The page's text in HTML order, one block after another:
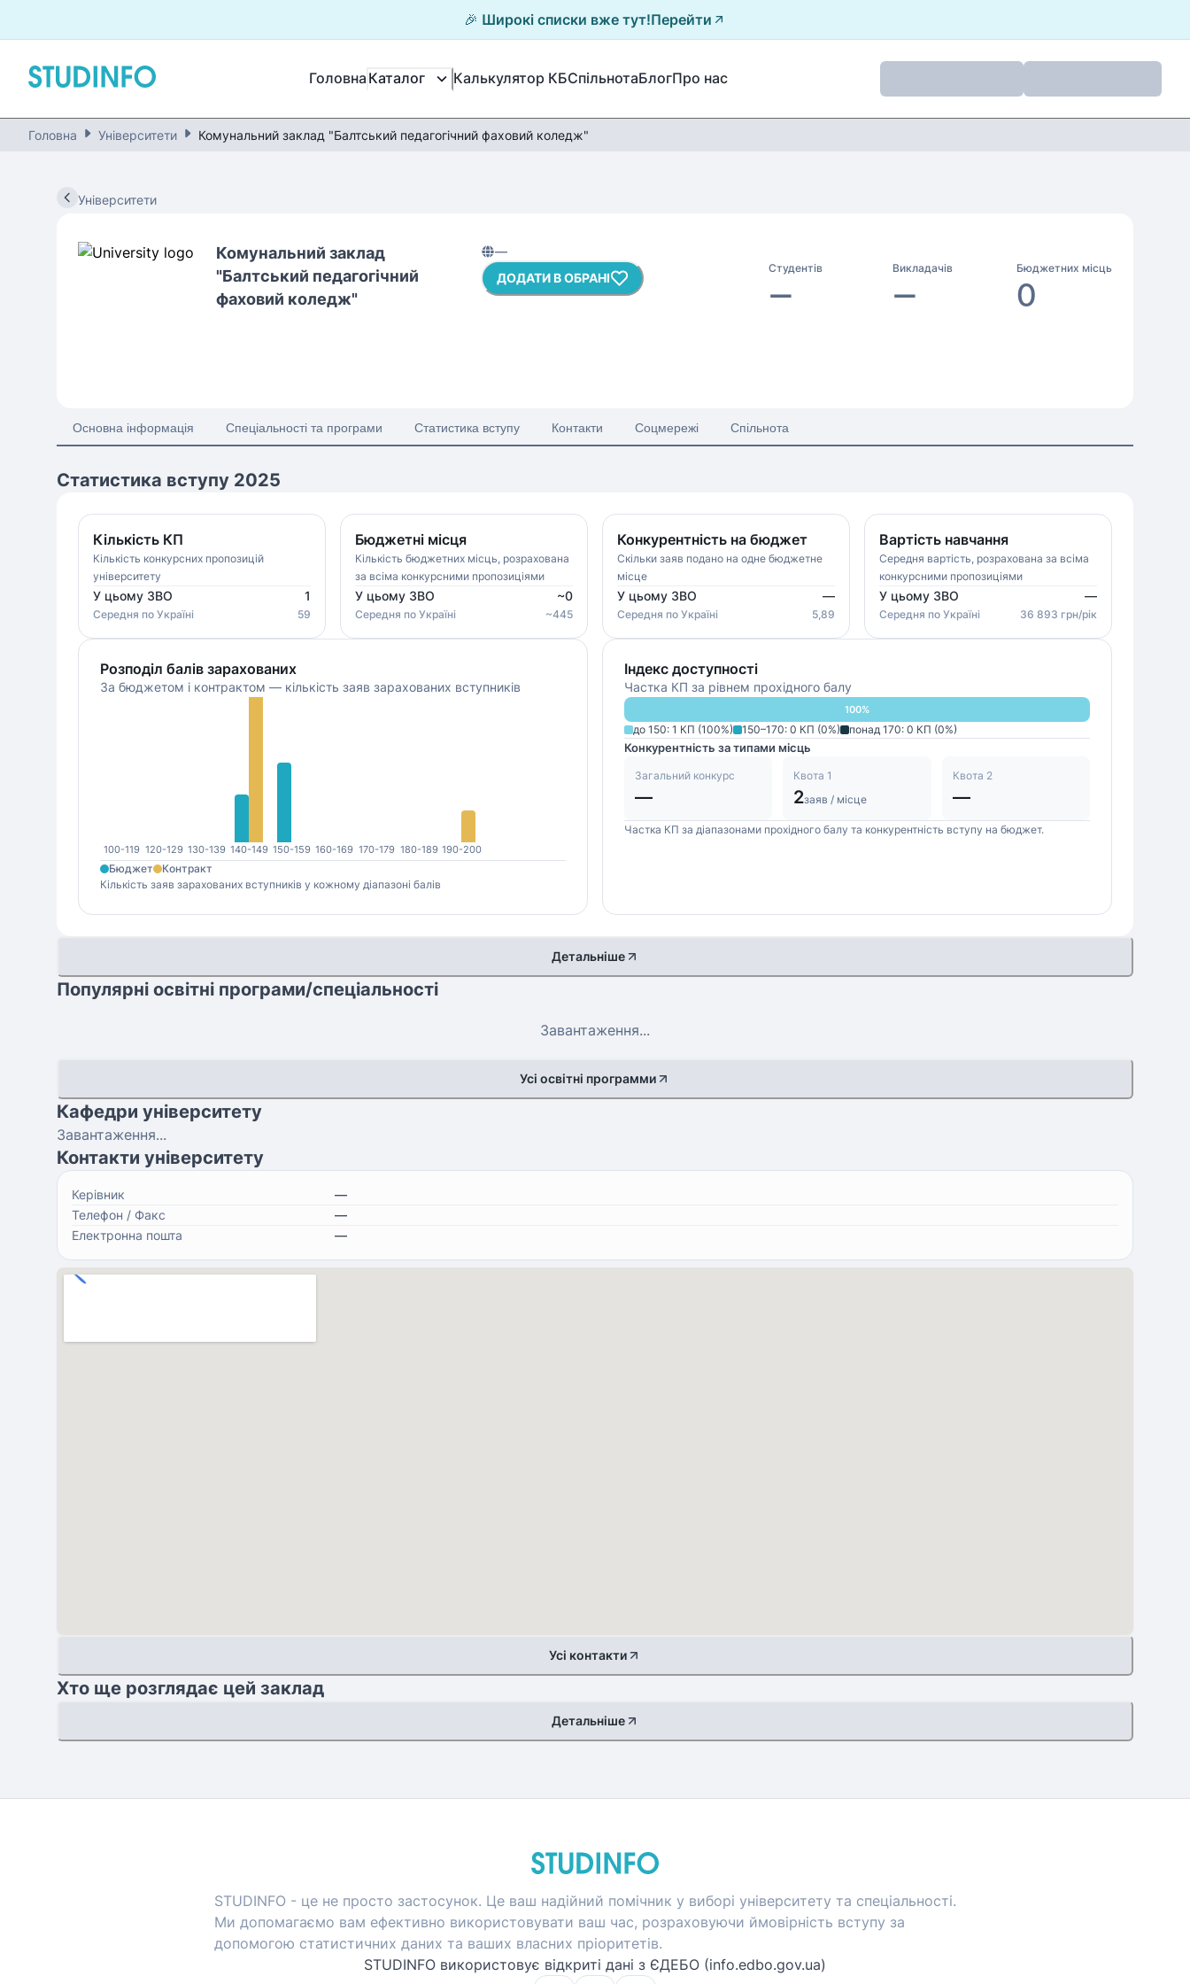
🎉 Широкі списки вже тут!Перейти
Головна Каталог Калькулятор КБСпільнотаБлогПро нас
Головна Університети Комунальний заклад "Балтський педагогічний фаховий коледж"
Університети
Комунальний заклад
"Балтський педагогічний
фаховий коледж"
—
Студентів
—
Викладачів
—
Бюджетних місць
0
ДОДАТИ В ОБРАНІ
Основна інформація Спеціальності та програми Статистика вступу Контакти Соцмережі Спільнота
Статистика вступу 2025
Кількість КП
Кількість конкурсних пропозицій
університету
У цьому ЗВО 1
Середня по Україні 59
Бюджетні місця
Кількість бюджетних місць, розрахована
за всіма конкурсними пропозиціями
У цьому ЗВО ~0
Середня по Україні ~445
Конкурентність на бюджет
Скільки заяв подано на одне бюджетне
місце
У цьому ЗВО —
Середня по Україні 5,89
Вартість навчання
Середня вартість, розрахована за всіма
конкурсними пропозиціями
У цьому ЗВО —
Середня по Україні 36 893 грн/рік
Розподіл балів зарахованих
За бюджетом і контрактом — кількість заяв зарахованих вступників
100-119 120-129 130-139 140-149 150-159 160-169 170-179 180-189 190-200
Бюджет
Контракт
Кількість заяв зарахованих вступників у кожному діапазоні балів
Індекс доступності
Частка КП за рівнем прохідного балу
100%
до 150: 1 КП (100%) 150–170: 0 КП (0%) понад 170: 0 КП (0%)
Конкурентність за типами місць
Загальний конкурс
—
Квота 1
2заяв / місце
Квота 2
—
Частка КП за діапазонами прохідного балу та конкурентність вступу на бюджет.
Детальніше
Популярні освітні програми/спеціальності
Завантаження...
Усі освітні программи
Кафедри університету
Завантаження...
Контакти університету
Керівник
—
Телефон / Факс
—
Електронна пошта
—
Усі контакти
Хто ще розглядає цей заклад
Детальніше
STUDINFO - це не просто застосунок. Це ваш надійний помічник у виборі університету та спеціальності.
Ми допомагаємо вам ефективно використовувати ваш час, розраховуючи ймовірність вступу за
допомогою статистичних даних та ваших власних пріоритетів.
STUDINFO використовує відкриті дані з ЄДЕБО (info.edbo.gov.ua)